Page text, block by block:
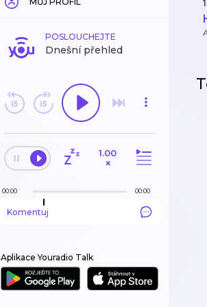
POSLOUCHEJTE
Dnešní přehled
1.00
×
00:00 00:00
Komentuj
Aplikace Youradio Talk